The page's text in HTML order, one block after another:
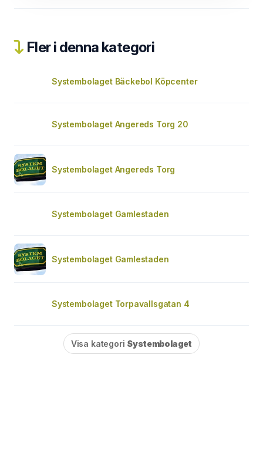
Fler i denna kategori
Systembolaget Bäckebol Köpcenter
Systembolaget Angereds Torg 20
Systembolaget Angereds Torg
Systembolaget Gamlestaden
Systembolaget Gamlestaden
Systembolaget Torpavallsgatan 4
Visa kategori Systembolaget